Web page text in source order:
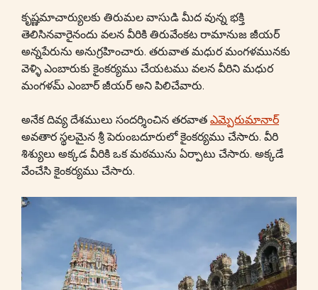
కృష్ణమాచార్యులకు తిరుమల వాసుడి మీద వున్న భక్తి
తెలిసినవారైనందు వలన వీరికి తిరువేంకట రామానుజ జీయర్
అన్నపేరును అనుగ్రహించారు. తరువాత మధుర మంగళమునకు
వెళ్ళి ఎంబారుకు కైంకర్యము చేయటము వలన వీరిని మధుర
మంగళమ్ ఎంబార్ జీయర్ అని పిలిచేవారు.
అనేక దివ్య దేశములు సందర్శించిన తరవాత ఎమ్పెరుమానార్
అవతార స్థలమైన శ్రీ పెరుంబదూరులో కైంకర్యము చేసారు. వీరి
శిశ్యులు అక్కడ వీరికి ఒక మఠమును ఏర్పాటు చేసారు. అక్కడే
వేంచేసి కైంకర్యము చేసారు.